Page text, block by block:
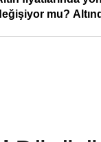
mu?